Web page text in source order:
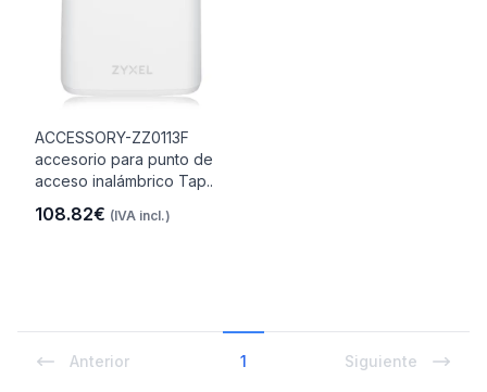
ACCESSORY-ZZ0113F
accesorio para punto de
acceso inalámbrico Tap..
108.82€ (IVA incl.)
Anterior 1 Siguiente